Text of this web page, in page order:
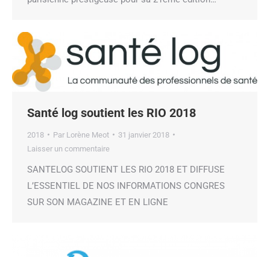
Santé log soutient les RIO 2018
2018 Par Lorène Meot
31 janvier 2018
Laisser un commentaire
SANTELOG SOUTIENT LES RIO 2018 ET DIFFUSE
L’ESSENTIEL DE NOS INFORMATIONS CONGRES
SUR SON MAGAZINE ET EN LIGNE